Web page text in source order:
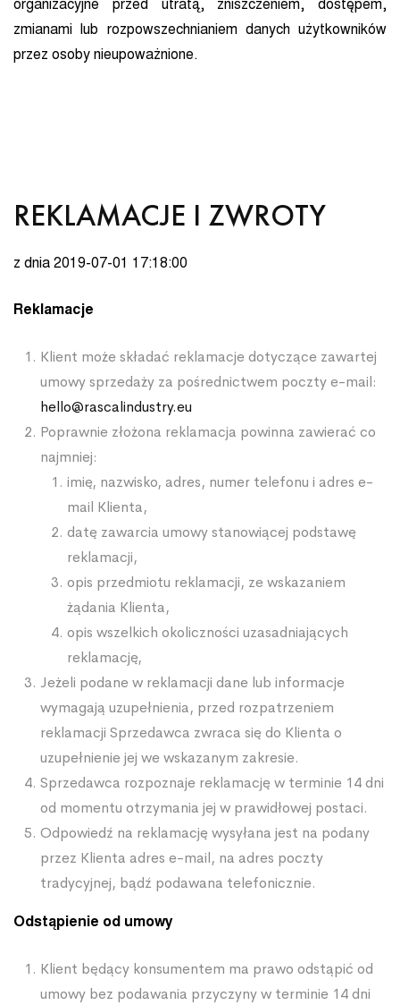
organizacyjne przed utratą, zniszczeniem, dostępem,
zmianami lub rozpowszechnianiem danych użytkowników
przez osoby nieupoważnione.
REKLAMACJE I ZWROTY
z dnia 2019-07-01 17:18:00
Reklamacje
Klient może składać reklamacje dotyczące zawartej
umowy sprzedaży za pośrednictwem poczty e-mail:
hello@rascalindustry.eu
Poprawnie złożona reklamacja powinna zawierać co
najmniej:
imię, nazwisko, adres, numer telefonu i adres e-
mail Klienta,
datę zawarcia umowy stanowiącej podstawę
reklamacji,
opis przedmiotu reklamacji, ze wskazaniem
żądania Klienta,
opis wszelkich okoliczności uzasadniających
reklamację,
Jeżeli podane w reklamacji dane lub informacje
wymagają uzupełnienia, przed rozpatrzeniem
reklamacji Sprzedawca zwraca się do Klienta o
uzupełnienie jej we wskazanym zakresie.
Sprzedawca rozpoznaje reklamację w terminie 14 dni
od momentu otrzymania jej w prawidłowej postaci.
Odpowiedź na reklamację wysyłana jest na podany
przez Klienta adres e-mail, na adres poczty
tradycyjnej, bądź podawana telefonicznie.
Odstąpienie od umowy
Klient będący konsumentem ma prawo odstąpić od
umowy bez podawania przyczyny w terminie 14 dni